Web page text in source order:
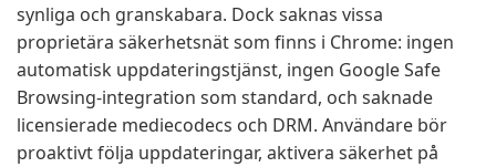
synliga och granskabara. Dock saknas vissa
proprietära säkerhetsnät som finns i Chrome: ingen
automatisk uppdateringstjänst, ingen Google Safe
Browsing-integration som standard, och saknade
licensierade mediecodecs och DRM. Användare bör
proaktivt följa uppdateringar, aktivera säkerhet på